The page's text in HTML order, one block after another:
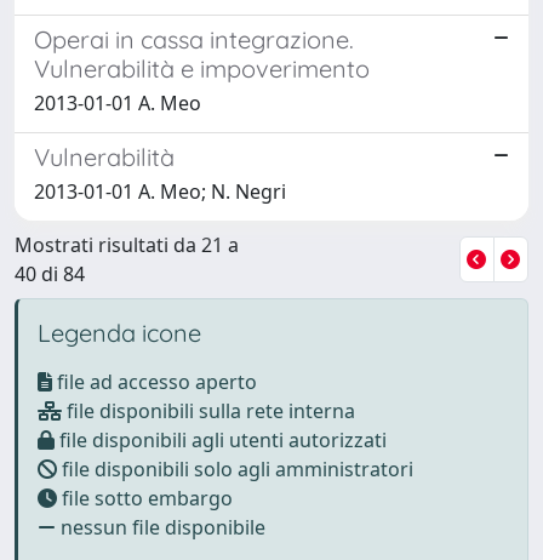
Operai in cassa integrazione.
Vulnerabilità e impoverimento
2013-01-01 A. Meo
Vulnerabilità
2013-01-01 A. Meo; N. Negri
Mostrati risultati da 21 a
40 di 84
Legenda icone
file ad accesso aperto
file disponibili sulla rete interna
file disponibili agli utenti autorizzati
file disponibili solo agli amministratori
file sotto embargo
nessun file disponibile